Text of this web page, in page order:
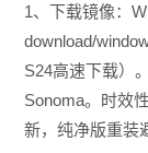
1、下载镜像：
download/
S24高速下载）
Sonoma。时效
新，纯净版重装